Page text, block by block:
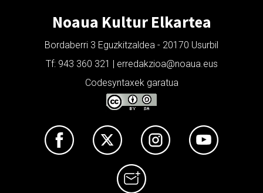
Noaua Kultur Elkartea
Bordaberri 3 Eguzkitzaldea - 20170 Usurbil
Tf: 943 360 321 | erredakzioa@noaua.eus
Codesyntaxek garatua